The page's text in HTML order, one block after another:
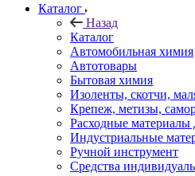
Каталог
Назад
Каталог
Автомобильная химия
Автотовары
Бытовая химия
Изоленты, скотчи,
Крепеж, метизы,
Расходные материалы
Индустриальные
Ручной инструмент
Средства